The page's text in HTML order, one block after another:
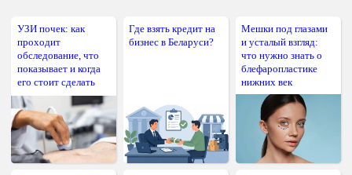
УЗИ почек: как
проходит
обследование, что
показывает и когда
его стоит сделать
Где взять кредит на
бизнес в Беларуси?
Мешки под глазами
и усталый взгляд:
что нужно знать о
блефаропластике
нижних век